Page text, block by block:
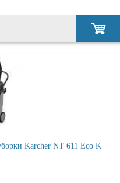
Karcher NT 611 Eco K